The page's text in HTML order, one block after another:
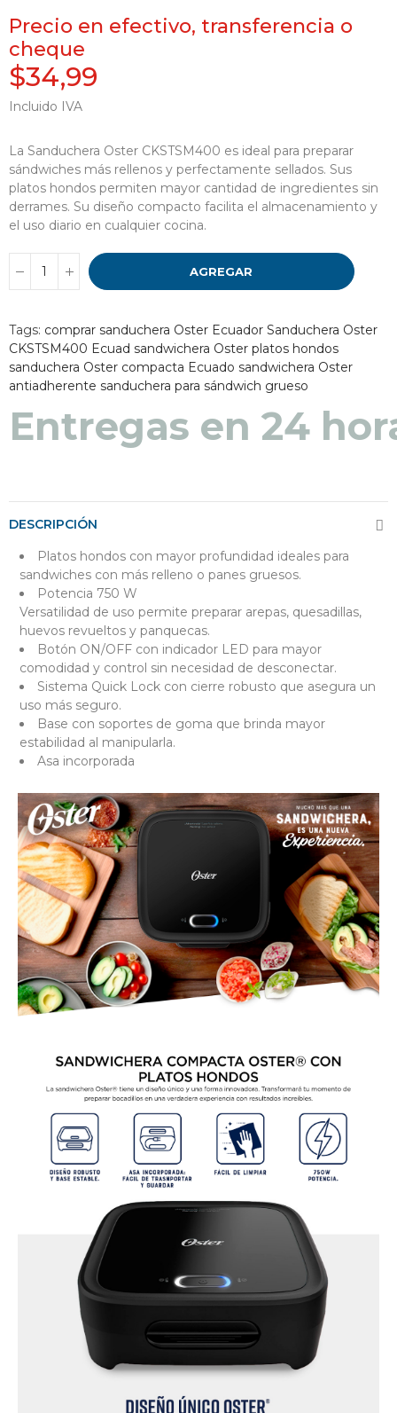
Precio en efectivo, transferencia o
cheque
$34,99
Incluido IVA
La Sanduchera Oster CKSTSM400 es ideal para preparar
sándwiches más rellenos y perfectamente sellados. Sus
platos hondos permiten mayor cantidad de ingredientes sin
derrames. Su diseño compacto facilita el almacenamiento y
el uso diario en cualquier cocina.
AGREGAR
Tags: comprar sanduchera Oster Ecuador Sanduchera Oster
CKSTSM400 Ecuad sandwichera Oster platos hondos
sanduchera Oster compacta Ecuado sandwichera Oster
antiadherente sanduchera para sándwich grueso
Entregas en 48 a
DESCRIPCIÓN
Platos hondos con mayor profundidad ideales para
sandwiches con más relleno o panes gruesos.
Potencia 750 W
Versatilidad de uso permite preparar arepas, quesadillas,
huevos revueltos y panquecas.
Botón ON/OFF con indicador LED para mayor
comodidad y control sin necesidad de desconectar.
Sistema Quick Lock con cierre robusto que asegura un
uso más seguro.
Base con soportes de goma que brinda mayor
estabilidad al manipularla.
Asa incorporada